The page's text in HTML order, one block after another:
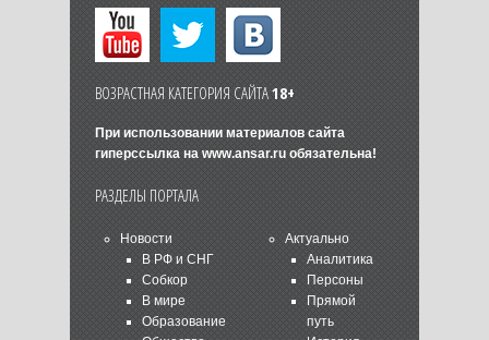
ВОЗРАСТНАЯ КАТЕГОРИЯ САЙТА18+
При использовании материалов сайта
гиперссылка на www.ansar.ruобязательна!
РАЗДЕЛЫ ПОРТАЛА
Новости
В РФ и СНГ
Собкор
В мире
Образование
Актуально
Аналитика
Персоны
Прямой
путь